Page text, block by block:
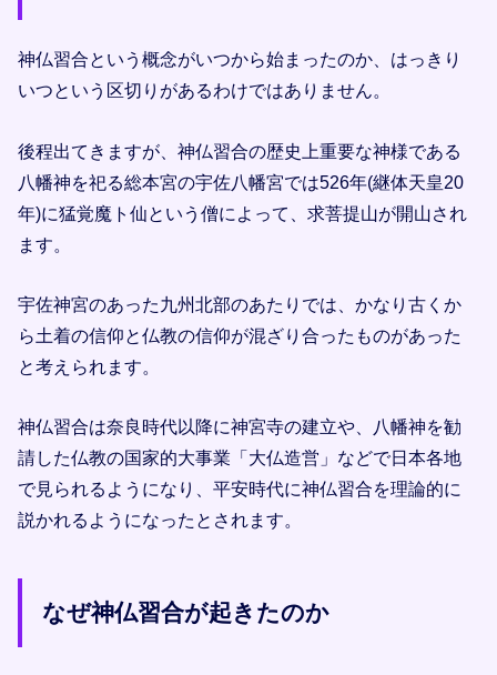
神仏習合という概念がいつから始まったのか、はっきり
いつという区切りがあるわけではありません。
後程出てきますが、神仏習合の歴史上重要な神様である
八幡神を祀る総本宮の宇佐八幡宮では526年(継体天皇20
年)に猛覚魔ト仙という僧によって、求菩提山が開山され
ます。
宇佐神宮のあった九州北部のあたりでは、かなり古くか
ら土着の信仰と仏教の信仰が混ざり合ったものがあった
と考えられます。
神仏習合は奈良時代以降に神宮寺の建立や、八幡神を勧
請した仏教の国家的大事業「大仏造営」などで日本各地
で見られるようになり、平安時代に神仏習合を理論的に
説かれるようになったとされます。
なぜ神仏習合が起きたのか